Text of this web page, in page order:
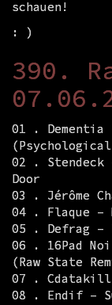
schauen!
: )
390.
01 . Dementia
02 . Stendeck
Door
03 . Jérôme
04 . Flaque –
05 . Defrag –
06 . 16Pad
(Raw State
07 . Cdatakill
08 . Endif –